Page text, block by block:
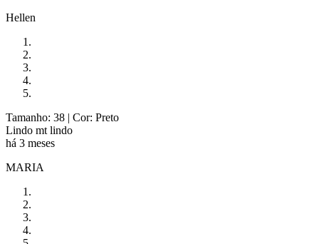
Hellen
Tamanho: 38 | Cor: Preto
Lindo mt lindo
há 3 meses
MARIA